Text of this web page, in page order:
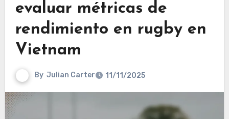
evaluar métricas de
rendimiento en rugby en
Vietnam
By Julian Carter 11/11/2025